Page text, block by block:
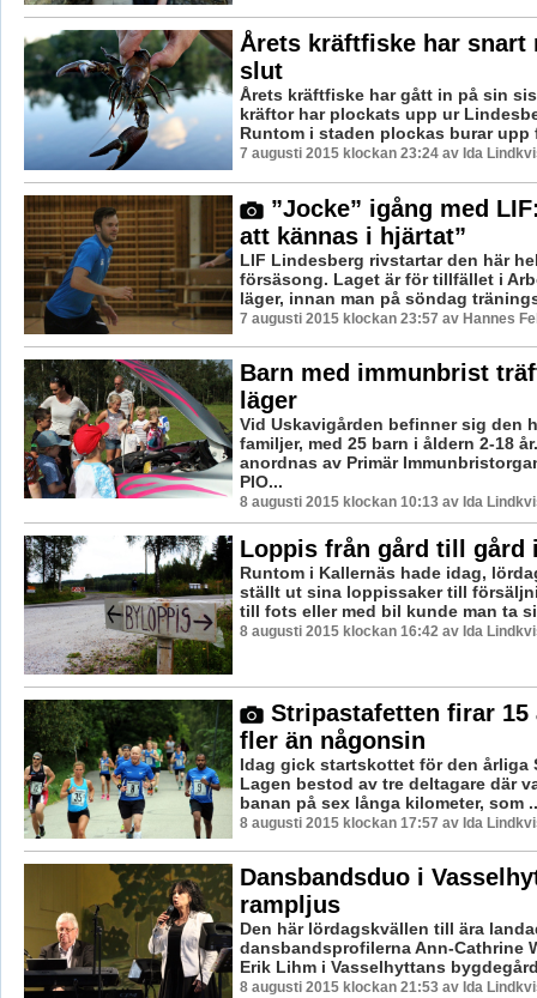
Årets kräftfiske har snart
slut
Årets kräftfiske har gått in på sin
kräftor har plockats upp ur
Runtom i staden plockas burar upp
7 augusti 2015 klockan 23:24 av Ida
”Jocke” igång med
att kännas i hjärtat”
LIF Lindesberg rivstartar den här
försäsong. Laget är för tillfället i
läger, innan man på söndag
7 augusti 2015 klockan 23:57 av Hannes
Barn med immunbrist
läger
Vid Uskavigården befinner sig den
familjer, med 25 barn i åldern 2-18
anordnas av Primär
PIO...
8 augusti 2015 klockan 10:13 av Ida
Loppis från gård till gård
Runtom i Kallernäs hade idag,
ställt ut sina loppissaker till
till fots eller med bil kunde man ta
8 augusti 2015 klockan 16:42 av Ida
Stripastafetten firar 15
fler än någonsin
Idag gick startskottet för den årliga
Lagen bestod av tre deltagare där
banan på sex långa kilometer, som
8 augusti 2015 klockan 17:57 av Ida
Dansbandsduo i
rampljus
Den här lördagskvällen till ära
dansbandsprofilerna Ann-Cathrine
Erik Lihm i Vasselhyttans
8 augusti 2015 klockan 21:53 av Ida